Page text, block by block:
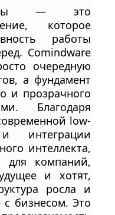
— это
которое
работы
Comindware
очередную
а фундамент
и прозрачного
Благодаря
low-
интеграции
интеллекта,
для компаний,
и хотят,
росла и
с бизнесом. Это